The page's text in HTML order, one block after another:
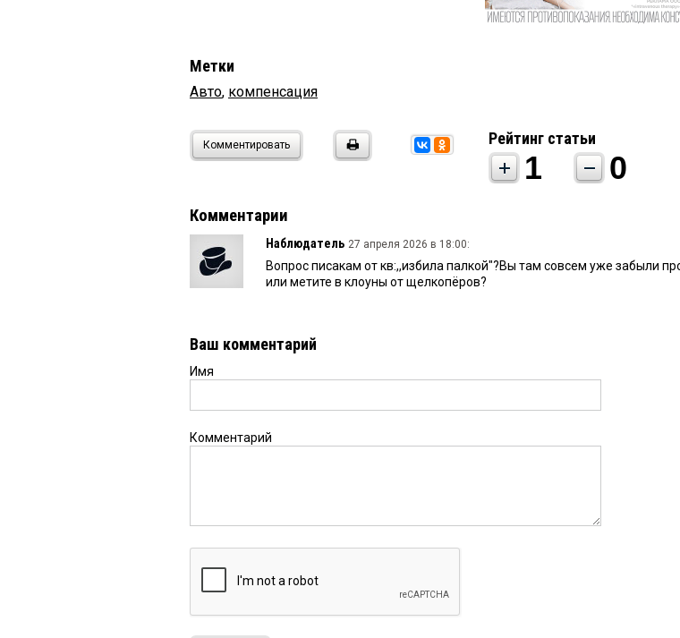
Метки
Авто, компенсация
Комментировать Рейтинг статьи
1 0
Комментарии
Наблюдатель 27 апреля 2026 в 18:00:
Вопрос писакам от кв:,,избила палкой"?Вы там совсем уже забыли
или метите в клоуны от щелкопёров?
Ваш комментарий
Имя
Комментарий